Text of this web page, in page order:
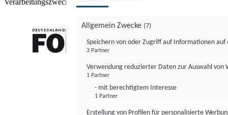
Allgemein Zwecke (7)
Speichern von oder Zugriff auf Informationen auf
3 Partner
Verwendung reduzierter Daten zur Auswahl von
1 Partner
- mit berechtigtem Interesse
1 Partner
Erstellung von Profilen für personalisierte
FONDS professionell